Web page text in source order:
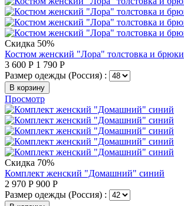
Скидка 50%
Костюм женский "Лора" толстовка и брюки
3 600 Р 1 790 Р
Размер одежды (Россия) :
В корзину
Просмотр
Скидка 70%
Комплект женский "Домашний" синий
2 970 Р 900 Р
Размер одежды (Россия) :